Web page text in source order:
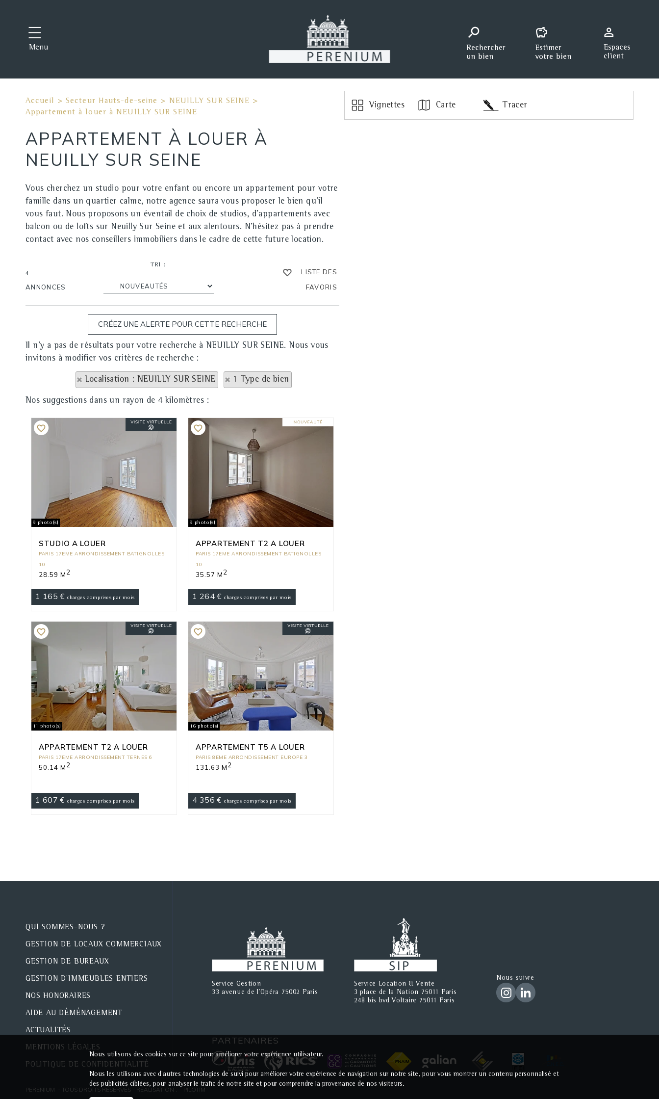
Menu
Vignettes Carte Tracer
Accueil >Secteur Hauts-de-seine > NEUILLY SUR SEINE >
Appartement à louer à NEUILLY SUR SEINE
APPARTEMENT À LOUER À
NEUILLY SUR SEINE
Vous cherchez un studio pour votre enfant ou encore un appartement pour votre
famille dans un quartier calme, notre agence saura vous proposer le bien qu'il
vous faut. Nous proposons un éventail de choix de studios, d'appartements avec
balcon ou de lofts sur Neuilly Sur Seine et aux alentours. N'hésitez pas à prendre
contact avec nos conseillers immobiliers dans le cadre de cette future location.
4
ANNONCES
TRI :
LISTE DES
FAVORIS
Il n'y a pas de résultats pour votre recherche à NEUILLY SUR SEINE. Nous vous
invitons à modifier vos critères de recherche :
Localisation : NEUILLY SUR SEINE 1 Type de bien
Nos suggestions dans un rayon de 4 kilomètres :
9 photo(s)
STUDIO A LOUER
PARIS 17EME ARRONDISSEMENT BATIGNOLLES
10
28.59 M2
1 165 € charges comprises par mois
9 photo(s)
APPARTEMENT T2 A LOUER
PARIS 17EME ARRONDISSEMENT BATIGNOLLES
10
35.57 M2
1 264 € charges comprises par mois
11 photo(s)
APPARTEMENT T2 A LOUER
PARIS 17EME ARRONDISSEMENT TERNES 6
50.14 M2
1 607 € charges comprises par mois
16 photo(s)
APPARTEMENT T5 A LOUER
PARIS 8EME ARRONDISSEMENT EUROPE 3
131.63 M2
4 356 € charges comprises par mois
QUI SOMMES-NOUS ?
GESTION DE LOCAUX COMMERCIAUX
GESTION DE BUREAUX
GESTION D'IMMEUBLES ENTIERS
NOS HONORAIRES
AIDE AU DÉMÉNAGEMENT
ACTUALITÉS
MENTIONS LÉGALES
POLITIQUE DE CONFIDENTIALITÉ
Service Gestion
33 avenue de l'Opéra 75002 Paris
Service Location & Vente
3 place de la Nation 75011 Paris
248 bis bvd Voltaire 75011 Paris
Nous suivre
PARTENAIRES
PERENIUM - TOUS DROITS RÉSERVÉS - RÉALISATION : PILOTIM
Nous utilisons des cookies sur ce site pour améliorer votre expérience utilisateur.
Nous les utilisons avec d'autres technologies de suivi pour améliorer votre expérience de navigation sur notre site, pour vous montrer un contenu personnalisé et
des publicités ciblées, pour analyser le trafic de notre site et pour comprendre la provenance de nos visiteurs.